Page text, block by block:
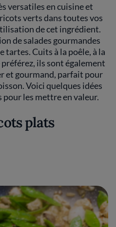
versatiles en cuisine et
verts dans toutes vos
de cet ingrédient.
de salades gourmandes
tartes. Cuits à la poêle, à la
ils sont également
et gourmand, parfait pour
Voici quelques idées
les mettre en valeur.
plats